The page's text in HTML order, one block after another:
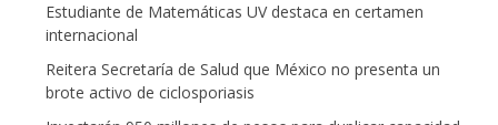
Estudiante de Matemáticas UV destaca en certamen
internacional
Reitera Secretaría de Salud que México no presenta un
brote activo de ciclosporiasis